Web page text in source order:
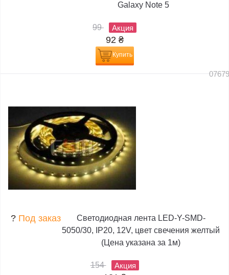
Galaxy Note 5
99 Акция
92 ₴
Купить
? Под заказ
Светодиодная лента LED-Y-SMD-
5050/30, IP20, 12V, цвет свечения желтый
(Цена указана за 1м)
154 Акция